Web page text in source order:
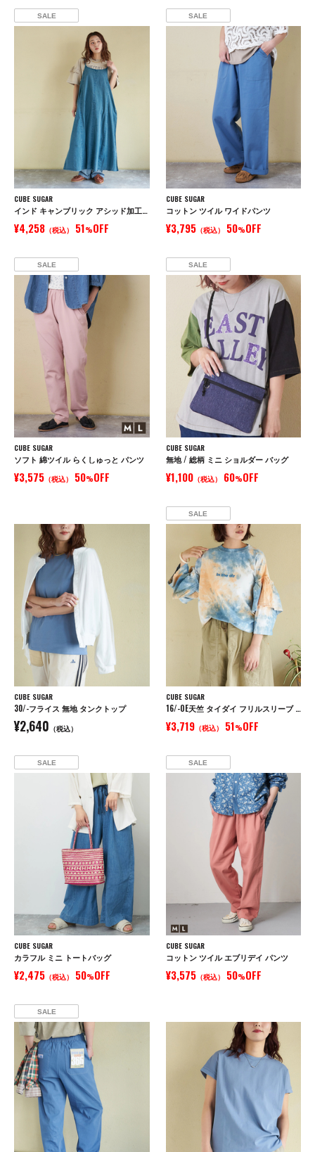
SALE
CUBE SUGAR
インド キャンブリック アシッド加工 キャミワンピース
¥4,258 （税込） 51%OFF
SALE
CUBE SUGAR
コットン ツイル ワイドパンツ
¥3,795（税込） 50%OFF
SALE
CUBE SUGAR
ソフト 綿ツイル らくしゅっと パンツ
¥3,575 （税込） 50%OFF
SALE
CUBE SUGAR
無地 / 総柄 ミニ ショルダー バッグ
¥1,100（税込） 60%OFF
CUBE SUGAR
30/-フライス 無地 タンクトップ
¥2,640 （税込）
SALE
CUBE SUGAR
16/-OE天竺 タイダイ フリルスリーブ プルオーバー
¥3,719（税込） 51%OFF
SALE
CUBE SUGAR
カラフル ミニ トートバッグ
¥2,475 （税込） 50%OFF
SALE
CUBE SUGAR
コットン ツイル エブリデイ パンツ
¥3,575（税込） 50%OFF
SALE